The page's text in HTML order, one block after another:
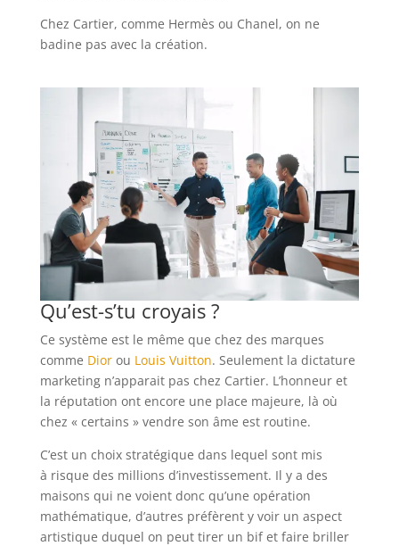
Chez Cartier, comme Hermès ou Chanel, on ne
badine pas avec la création.
Qu’est-s’tu croyais ?
Ce système est le même que chez des marques
comme Diorou Louis Vuitton. Seulement la dictature
marketing n’apparait pas chez Cartier. L’honneur et
la réputation ont encore une place majeure, là où
chez « certains » vendre son âme est routine.
C’est un choix stratégique dans lequel sont mis
à risque des millions d’investissement. Il y a des
maisons qui ne voient donc qu’une opération
mathématique, d’autres préfèrent y voir un aspect
artistique duquel on peut tirer un bif et faire briller